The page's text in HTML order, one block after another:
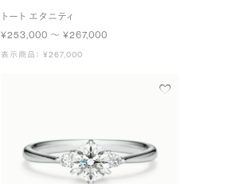
トート エタニティ
¥253,000 〜 ¥267,000
表示商品： ¥267,000